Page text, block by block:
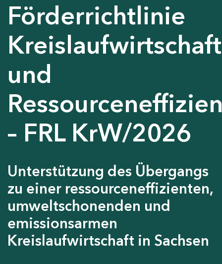
Förderrichtlinie
Kreislaufwirtschaft
und
– FRL KrW/2026
Unterstützung des Übergangs
zu einer ressourceneffizienten,
umweltschonenden und
emissionsarmen
Kreislaufwirtschaft in Sachsen